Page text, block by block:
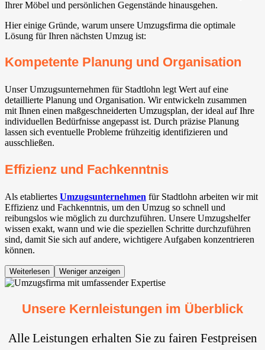
Ihrer Möbel und persönlichen Gegenstände hinausgehen.
Hier einige Gründe, warum unsere Umzugsfirma die optimale
Lösung für Ihren nächsten Umzug ist:
Kompetente Planung und Organisation
Unser Umzugsunternehmen für Stadtlohn legt Wert auf eine
detaillierte Planung und Organisation. Wir entwickeln zusammen
mit Ihnen einen maßgeschneiderten Umzugsplan, der ideal auf Ihre
individuellen Bedürfnisse angepasst ist. Durch präzise Planung
lassen sich eventuelle Probleme frühzeitig identifizieren und
ausschließen.
Effizienz und Fachkenntnis
Als etabliertes Umzugsunternehmen für Stadtlohn arbeiten wir mit
Effizienz und Fachkenntnis, um den Umzug so schnell und
reibungslos wie möglich zu durchzuführen. Unsere Umzugshelfer
wissen exakt, wann und wie die speziellen Schritte durchzuführen
sind, damit Sie sich auf andere, wichtigere Aufgaben konzentrieren
können.
Weiterlesen Weniger anzeigen
Unsere Kernleistungen im Überblick
Alle Leistungen erhalten Sie zu fairen Festpreisen